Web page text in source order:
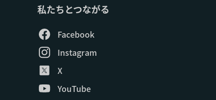
私たちとつながる
Facebook
Instagram
X
YouTube